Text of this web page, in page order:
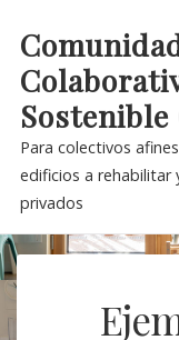
content
Para colectivos
edificios a rehabilitar
privados